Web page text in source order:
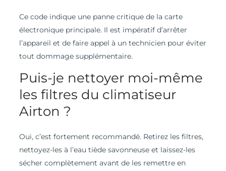
Ce code indique une panne critique de la carte
électronique principale. Il est impératif d’arrêter
l’appareil et de faire appel à un technicien pour éviter
tout dommage supplémentaire.
Puis-je nettoyer moi-même
les filtres du climatiseur
Airton ?
Oui, c’est fortement recommandé. Retirez les filtres,
nettoyez-les à l’eau tiède savonneuse et laissez-les
sécher complètement avant de les remettre en